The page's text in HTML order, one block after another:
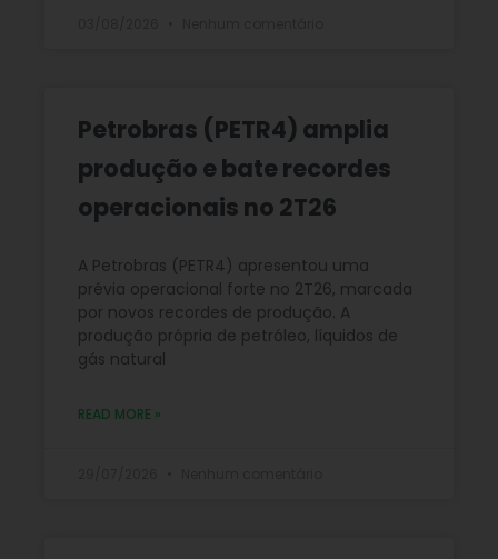
Petrobras (PETR4) amplia
produção e bate recordes
operacionais no 2T26
A Petrobras (PETR4) apresentou uma
prévia operacional forte no 2T26, marcada
por novos recordes de produção. A
produção própria de petróleo, líquidos de
gás natural
READ MORE »